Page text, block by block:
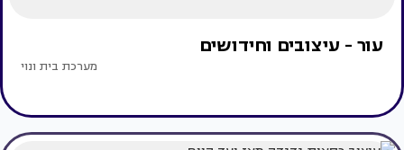
עור - עיצובים וחידושים
מערכת בית ונוי